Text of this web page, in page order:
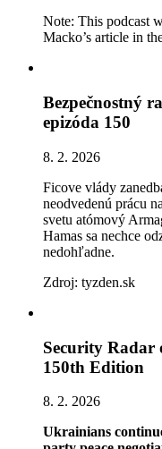
Note: This podcast
Macko’s article in
Bezpečnostný
epizóda 150
8. 2. 2026
Ficove vlády
neodvedenú prácu
svetu atómový
Hamas sa nechce
nedohľadne.
Zdroj: tyzden.sk
Security Radar
150th Edition
8. 2. 2026
Ukrainians